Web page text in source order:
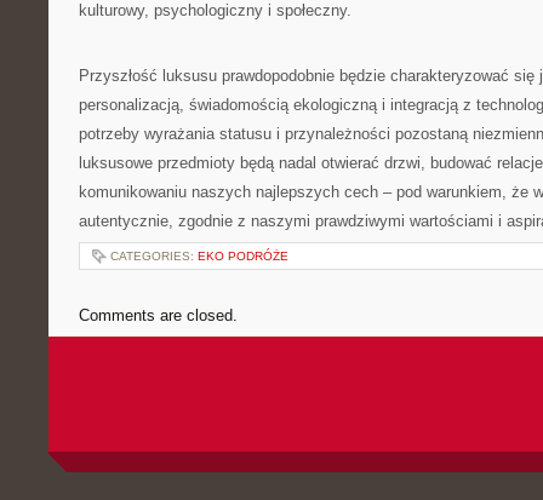
kulturowy, psychologiczny i społeczny.
Przyszłość luksusu prawdopodobnie będzie charakteryzować
personalizacją, świadomością ekologiczną i integracją z
potrzeby wyrażania statusu i przynależności pozostaną
luksusowe przedmioty będą nadal otwierać drzwi, budować
komunikowaniu naszych najlepszych cech – pod warunkiem, że
autentycznie, zgodnie z naszymi prawdziwymi wartościami i
CATEGORIES: EKO PODRÓŻE
Comments are closed.